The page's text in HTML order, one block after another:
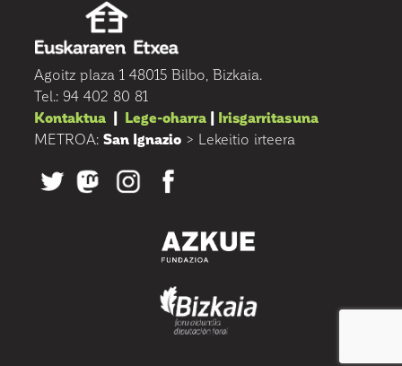
Agoitz plaza 1 48015 Bilbo, Bizkaia.
Tel.: 94 402 80 81
Kontaktua | Lege-oharra | Irisgarritasuna
METROA: San Ignazio > Lekeitio irteera